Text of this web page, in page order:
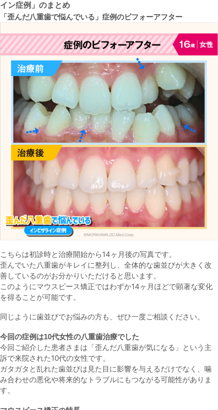
イン症例」のまとめ
「歪んだ八重歯で悩んでいる 」症例のビフォーアフター
こちらは初診時と治療開始から14ヶ月後の写真です。
歪んでいた八重歯がキレイに整列し、全体的な歯並びが大きく改
善しているのがお分かりいただけると思います。
このようにマウスピース矯正ではわずか14ヶ月ほどで顕著な変化
を得ることが可能です。
同じように歯並びでお悩みの方も、ぜひ一度ご相談ください。
今回の症例は10代女性の八重歯治療でした
今回ご紹介した患者さまは「歪んだ八重歯が気になる」という主
訴で来院された10代の女性です。
ガタガタと乱れた歯並びは見た目に影響を与えるだけでなく、 噛
み合わせの悪化や将来的なトラブルにもつながる可能性がありま
す。